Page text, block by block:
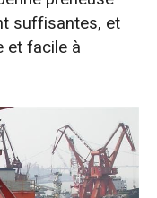
suffisantes, et
et facile à